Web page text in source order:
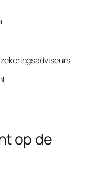
op de